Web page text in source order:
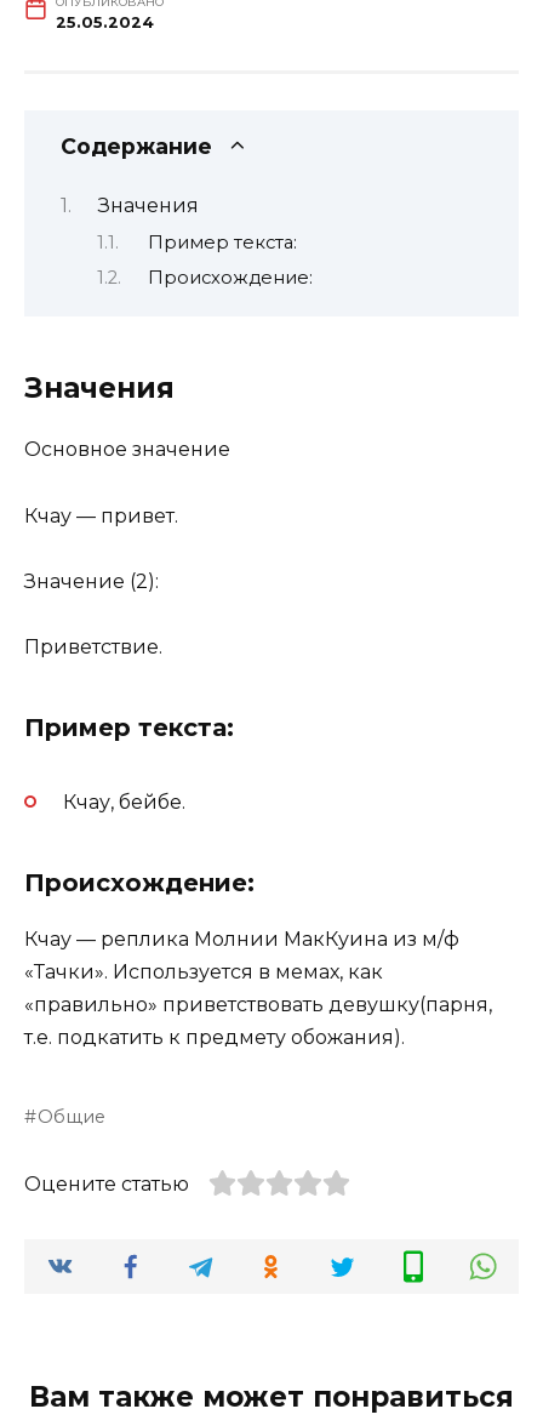
25.05.2024
Содержание
Значения
Пример текста:
Происхождение:
Значения
Основное значение
Кчау — привет.
Значение (2):
Приветствие.
Пример текста:
Кчау, бейбе.
Происхождение:
Кчау — реплика Молнии МакКуина из м/ф
«Тачки». Используется в мемах, как
«правильно» приветствовать девушку(парня,
т.е. подкатить к предмету обожания).
Общие
Оцените статью
Вам также может понравиться